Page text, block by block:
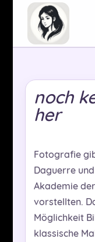
noch
her
Fotografie
Daguerre
Akademie
vorstellten.
Möglichkeit
klassische